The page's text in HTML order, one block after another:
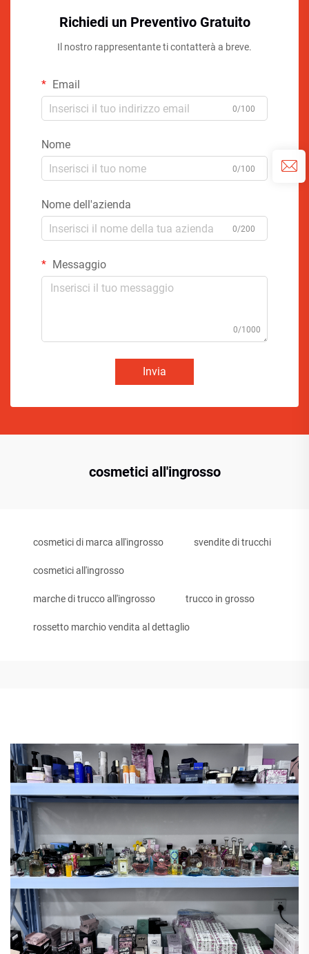
Richiedi un Preventivo Gratuito
Il nostro rappresentante ti contatterà a breve.
Email
0/100
Nome
0/100
Nome dell'azienda
0/200
Messaggio
0/1000
Invia
cosmetici all'ingrosso
cosmetici di marca all'ingrosso svendite di trucchi
cosmetici all'ingrosso
marche di trucco all'ingrosso trucco in grosso
rossetto marchio vendita al dettaglio